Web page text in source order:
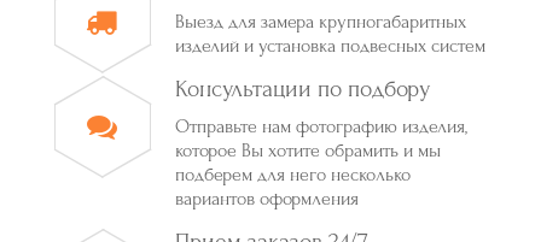
Выезд для замера крупногабаритных
изделий и установка подвесных систем
Консультации по подбору
Отправьте нам фотографию изделия,
которое Вы хотите обрамить и мы
подберем для него несколько
вариантов оформления